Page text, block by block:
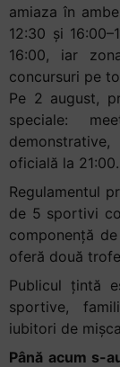
amiaza în
12:30 și
16:00, iar
concursuri pe
Pe 2 august,
speciale:
oficială la 21:00.
Regulamentul
de 5 sportivi
componență
oferă două
Publicul țintă
sportive,
iubitori de
Până acum s-